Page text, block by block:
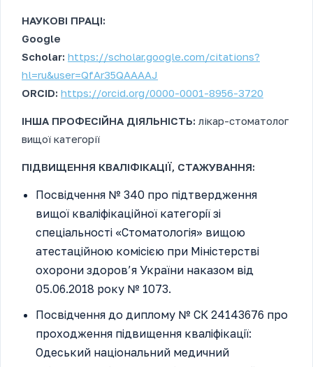
НАУКОВІ ПРАЦІ:
Google
Scholar: https://scholar.google.com/citations?
hl=ru&user=QfAr35QAAAAJ
ORCID: https://orcid.org/0000-0001-8956-3720
ІНША ПРОФЕСІЙНА ДІЯЛЬНІСТЬ: лікар-стоматолог
вищої категорії
ПІДВИЩЕННЯ КВАЛІФІКАЦІЇ, СТАЖУВАННЯ:
Посвідчення № 340 про підтвердження
вищої кваліфікаційної категорії зі
спеціальності «Стоматологія» вищою
атестаційною комісією при Міністерстві
охорони здоров’я України наказом від
05.06.2018 року № 1073.
Посвідчення до диплому № СК 24143676 про
проходження підвищення кваліфікації:
Одеський національний медичний